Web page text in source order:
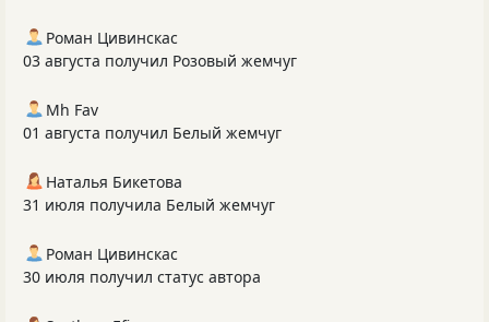
Роман Цивинскас
03 августа получил Розовый жемчуг
Mh Fav
01 августа получил Белый жемчуг
Наталья Бикетова
31 июля получила Белый жемчуг
Роман Цивинскас
30 июля получил статус автора